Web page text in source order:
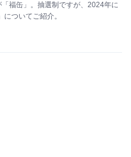
福缶」。抽選制ですが、2024年に
ついてご紹介。